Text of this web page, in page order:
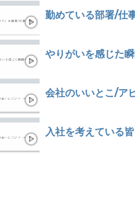
勤めている部署/仕
やりがいを感じた
会社のいいとこ/ア
入社を考えている